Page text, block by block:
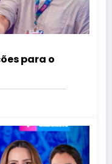
para o